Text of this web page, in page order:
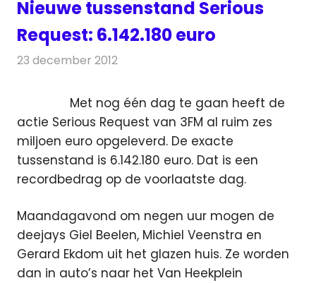
Nieuwe tussenstand Serious
Request: 6.142.180 euro
23 december 2012
Met nog één dag te gaan heeft de
actie Serious Request van 3FM al ruim zes
miljoen euro opgeleverd. De exacte
tussenstand is 6.142.180 euro. Dat is een
recordbedrag op de voorlaatste dag.
Maandagavond om negen uur mogen de
deejays Giel Beelen, Michiel Veenstra en
Gerard Ekdom uit het glazen huis. Ze worden
dan in auto’s naar het Van Heekplein